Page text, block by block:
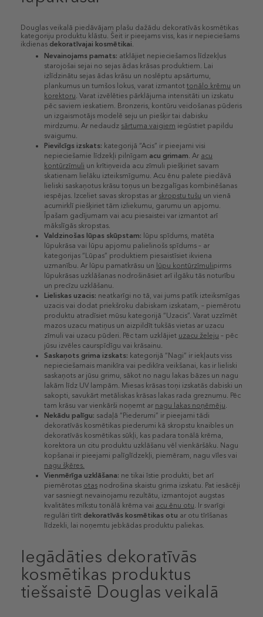
Douglas veikalā piedāvājam plašu dažādu dekoratīvās kosmētikas
kategoriju produktu klāstu. Šeit ir pieejams viss, kas ir nepieciešams
ikdienas dekoratīvajai kosmētikai
Nevainojams pamats: atklājiet nepieciešamos līdzekļus
starojošai sejai no sejas ādas krāsas produktiem. Lai
izlīdzinātu sejas ādas krāsu un noslēptu apsārtumu,
plankumus un tumšos lokus, varat izmantot tonālo krēmu un
korektoru . Varat izvēlēties pārklājuma intensitāti un izskatu
pēc saviem ieskatiem. Bronzeris, kontūru veidošanas pūderis
un izgaismotājs modelē seju un piešķir tai dabisku
mirdzumu. Ar nedaudz sārtuma vaigiem iegūstiet papildu
svaigumu.
Pievilcīgs izskats: kategorijā “Acis” ir pieejami visi
nepieciešamie līdzekļi pilnīgam acu grimam . Ar acu
kontūrzīmuli un krītiņveida acu zīmuli piešķiriet savam
skatienam lielāku izteiksmīgumu. Acu ēnu palete piedāvā
lieliski saskaņotus krāsu toņus un bezgalīgas kombinēšanas
iespējas. Izceliet savas skropstas ar skropstu tušu un vienā
acumirklī piešķiriet tām izliekumu, garumu un apjomu.
Īpašam gadījumam vai acu piesaistei var izmantot arī
mākslīgās skropstas.
Valdzinošas lūpas skūpstam: lūpu spīdums, matēta
lūpukrāsa vai lūpu apjomu palielinošs spīdums – ar
kategorijas “Lūpas” produktiem piesaistīsiet ikviena
uzmanību. Ar lūpu pamatkrāsu un lūpu kontūrzīmulipirms
lūpukrāsas uzklāšanas nodrošināsiet arī ilgāku tās noturību
un precīzu uzklāšanu.
Lieliskas uzacis: neatkarīgi no tā, vai jums patīk izteiksmīgas
uzacis vai dodat priekšroku dabiskam izskatam, – piemērotu
produktu atradīsiet mūsu kategorijā “Uzacis”. Varat uzzīmēt
mazos uzacu matiņus un aizpildīt tukšās vietas ar uzacu
zīmuli vai uzacu pūderi. Pēc tam uzklājiet uzacu želeju – pēc
jūsu izvēles caurspīdīgu vai krāsainu.
Saskaņots grima izskats: kategorijā “Nagi” ir iekļauts viss
nepieciešamais manikīra vai pedikīra veikšanai, kas ir lieliski
saskaņots ar jūsu grimu, sākot no nagu lakas bāzes un nagu
lakām līdz UV lampām. Miesas krāsas toņi izskatās dabiski un
sakopti, savukārt metāliskas krāsas lakas rada greznumu. Pēc
tam krāsu var vienkārši noņemt ar nagu lakas noņēmēju
Nekādu palīgu: sadaļā “Piederumi” ir pieejami tādi
dekoratīvās kosmētikas piederumi kā skropstu knaibles un
dekoratīvās kosmētikas sūkļi, kas padara tonālā krēma,
korektora un citu produktu uzklāšanu vēl vienkāršāku. Nagu
kopšanai ir pieejami palīglīdzekļi, piemēram, nagu vīles vai
nagu šķēres.
Vienmērīga uzklāšana: ne tikai īstie produkti, bet arī
piemērotas otas nodrošina skaistu grima izskatu. Pat iesācēji
var sasniegt nevainojamu rezultātu, izmantojot augstas
kvalitātes mīkstu tonālā krēma vai acu ēnu otu . Ir svarīgi
regulāri tīrīt dekoratīvās kosmētikas otu ar otu tīrīšanas
līdzekli, lai noņemtu jebkādas produktu paliekas.
Iegādāties dekoratīvās
kosmētikas produktus
tiešsaistē Douglas veikalā